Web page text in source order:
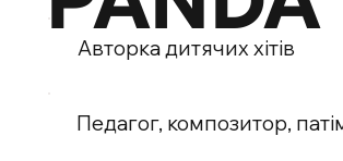
Авторка дитячих хітів
Педагог, композитор,